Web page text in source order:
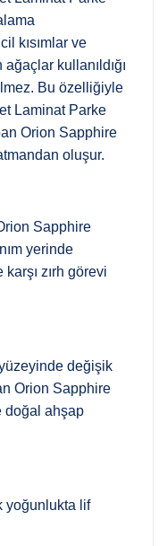
kısımlar ve
kullanıldığı
Bu özelliğiyle
Laminat Parke
Orion Sapphire
oluşur.
Sapphire
yerinde
zırh görevi
değişik
Orion Sapphire
doğal ahşap
yoğunlukta lif